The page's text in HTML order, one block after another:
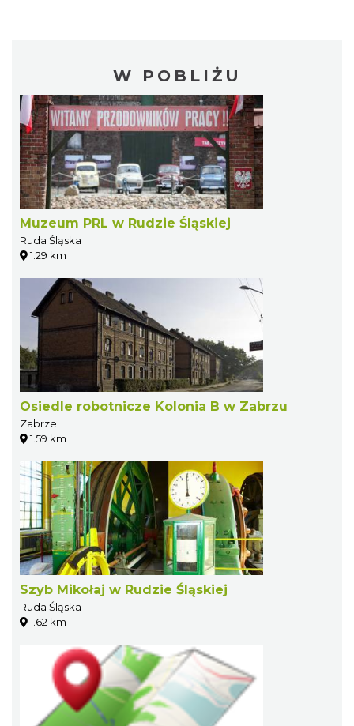
W POBLIŻU
Muzeum PRL w Rudzie Śląskiej
Ruda Śląska
1.29 km
Osiedle robotnicze Kolonia B w Zabrzu
Zabrze
1.59 km
Szyb Mikołaj w Rudzie Śląskiej
Ruda Śląska
1.62 km